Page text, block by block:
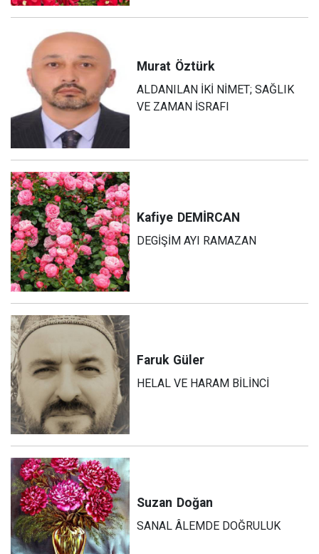
Murat Öztürk
ALDANILAN İKİ NİMET; SAĞLIK
VE ZAMAN İSRAFI
Kafiye DEMİRCAN
DEGİŞİM AYI RAMAZAN
Faruk Güler
HELAL VE HARAM BİLİNCİ
Suzan Doğan
SANAL ÂLEMDE DOĞRULUK